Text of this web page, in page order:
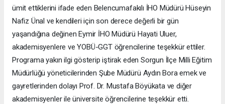
ümit ettiklerini ifade eden Belencumafakılı İHO Müdürü Hüseyin
Nafiz Ünal ve kendileri için son derece değerli bir gün
yaşandığına değinen Eymir İHO Müdürü Hayati Uluer,
akademisyenlere ve YOBÜ-GGT öğrencilerine teşekkür ettiler.
Programa yakın ilgi gösterip iştirak eden Sorgun İlçe Milli Eğitim
Müdürlüğü yöneticilerinden Şube Müdürü Aydın Bora emek ve
gayretlerinden dolayı Prof. Dr. Mustafa Böyükata ve diğer
akademisyenler ile üniversite öğrencilerine teşekkür etti.